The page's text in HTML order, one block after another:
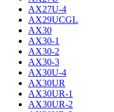
AX27U-4
AX29UCGL
AX30
AX30-1
AX30-2
AX30-3
AX30U-4
AX30UR
AX30UR-1
AX30UR-2